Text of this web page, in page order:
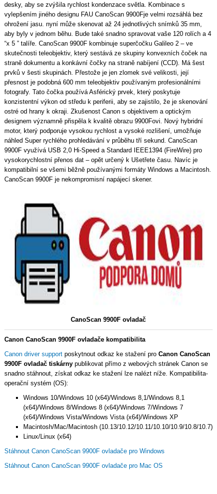
desky, aby se zvýšila rychlost kondenzace světla. Kombinace s
vylepšením jiného designu FAU CanoScan 9900Fje velmi rozsáhlá bez
ohrožení jasu. nyní může skenovat až 24 jednotlivých snímků 35 mm,
aby byly v jednom běhu. Bude také snadno spravovat vaše 120 rolích a 4
“x 5 ” talíře. CanoScan 9900F kombinuje superčočku Galileo 2 – ve
skutečnosti teleobjektiv, který sestává ze skupiny konvexních čoček na
straně dokumentu a konkávní čočky na straně nabíjení (CCD). Má šest
prvků v šesti skupinách. Přestože je jen zlomek své velikosti, její
přesnost je podobná 600 mm teleobjektiv používaným profesionálními
fotografy. Tato čočka používá Asférický prvek, který poskytuje
konzistentní výkon od středu k periferii, aby se zajistilo, že je skenování
ostré od hrany k okraji. Zkušenost Canon s objektivem a optickým
designem významně přispěla k kvalitě obrazu 9900Fovi. Nový hybridní
motor, který podporuje vysokou rychlost a vysoké rozlišení, umožňuje
náhled Super rychlého prohledávání v průběhu tří sekund. CanoScan
9900F využívá USB 2,0 Hi-Speed a Standard IEEE1394 (FireWire) pro
vysokorychlostní přenos dat – opět určený k Ušetřete času. Navíc je
kompatibilní se všemi běžně používanými formáty Windows a Macintosh.
CanoScan 9900F je nekompromisní napájecí skener.
CanoScan 9900F ovladač
Canon CanoScan 9900F ovladače kompatibilita
Canon driver supportposkytnout odkaz ke stažení pro Canon CanoScan
9900F ovladač tiskárnypublikovat přímo z webových stránek Canon se
snadno stáhnout, získat odkaz ke stažení lze nalézt níže. Kompatibilita-
operační systém (OS):
Windows 10/Windows 10 (x64)/Windows 8,1/Windows 8,1
(x64)/Windows 8/Windows 8 (x64)/Windows 7/Windows 7
(x64)/Windows Vista/Windows Vista (x64)/Windows XP
Macintosh/Mac/Macintosh (10.13/10.12/10.11/10.10/10.9/10.8/10.7)
Linux/Linux (x64)
Stáhnout Canon CanoScan 9900F ovladače pro Windows
Stáhnout Canon CanoScan 9900F ovladače pro Mac OS